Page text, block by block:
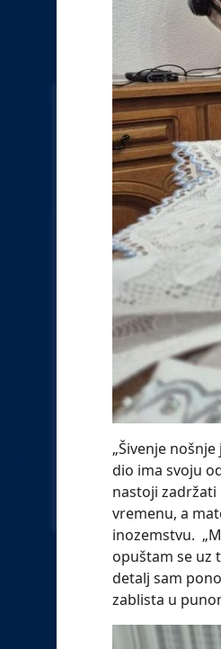
„Šivenje
dio ima svoju
nastoji
vremenu, a
inozemstvu.
opuštam se uz
detalj sam
zablista u